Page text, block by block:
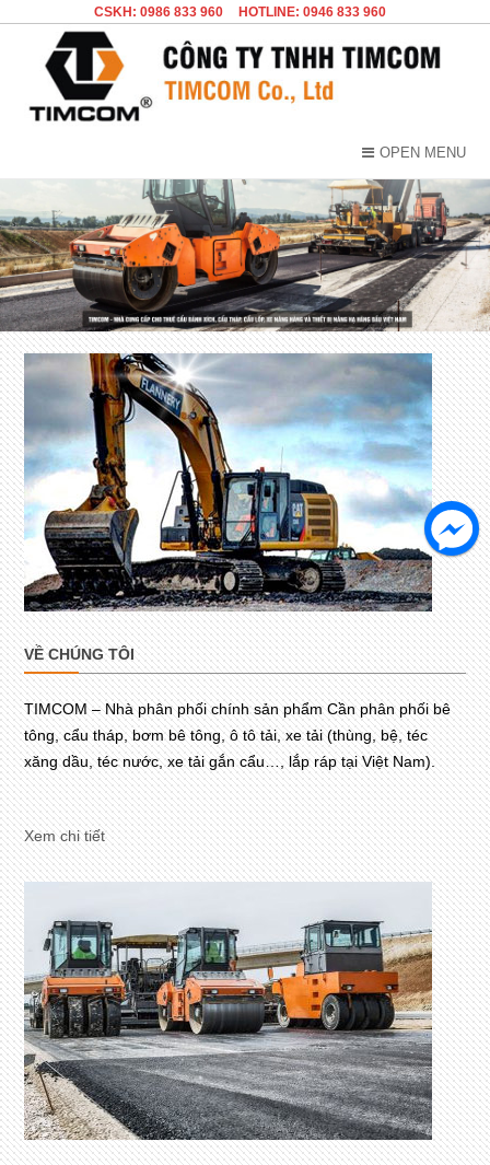
CSKH: 0986 833 960 HOTLINE: 0946 833 960
OPEN MENU
VỀ CHÚNG TÔI
TIMCOM – Nhà phân phối chính sản phẩm Cần phân phối bê
tông, cẩu tháp, bơm bê tông, ô tô tải, xe tải (thùng, bệ, téc
xăng dầu, téc nước, xe tải gắn cẩu…, lắp ráp tại Việt Nam).
Xem chi tiết